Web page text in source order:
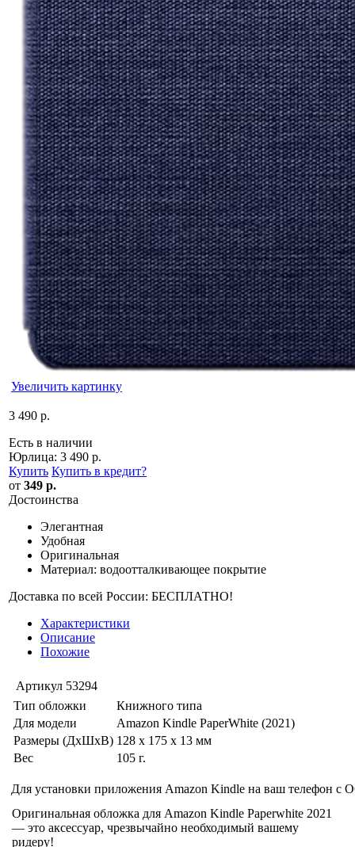
Увеличить картинку
3 490 р.
Есть в наличии
Юрлица: 3 490 р.
Купить Купить в кредит?
от 349 р.
Достоинства
Элегантная
Удобная
Оригинальная
Материал: водоотталкивающее покрытие
Доставка по всей России: БЕСПЛАТНО!
Характеристики
Описание
Похожие
Артикул 53294
Тип обложки
Книжного типа
Для модели
Amazon Kindle PaperWhite (2021)
Размеры (ДхШхВ) 128 x 175 x 13 мм
Вес
105 г.
Для установки приложения Amazon Kindle на ваш телефон с
Оригинальная обложка для Amazon Kindle Paperwhite 2021
— это аксессуар, чрезвычайно необходимый вашему
ридеру!